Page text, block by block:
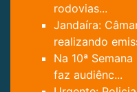
rodovias...
Jandaíra:
realizando
Na 10ª
faz audiênc...